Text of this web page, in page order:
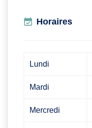
Horaires
Lundi
Mardi
Mercredi